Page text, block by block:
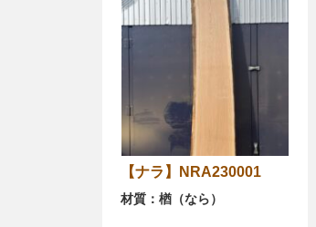
【ナラ】NRA230001
材質：楢（なら）